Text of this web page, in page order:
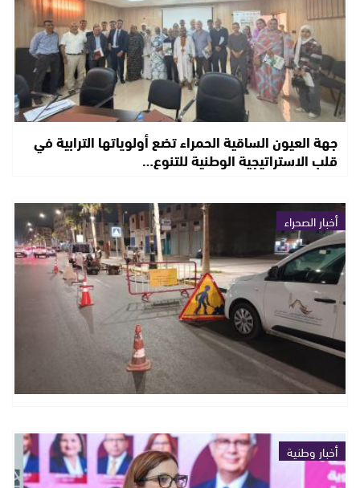
جهة العيون الساقية الحمراء تضع أولوياتها الترابية في
قلب الاستراتيجية الوطنية للتنوع…
أخبار الصحراء
أخبار وطنية